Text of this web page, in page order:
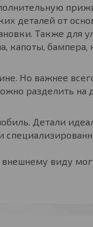
деталей от
Также для
капоты,
Но важнее
разделить на
Детали
виду